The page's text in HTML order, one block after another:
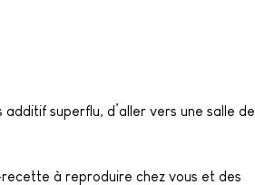
superflu, d’aller vers une salle de
à reproduire chez vous et des